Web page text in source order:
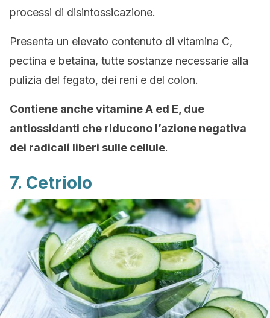
processi di disintossicazione.
Presenta un elevato contenuto di vitamina C,
pectina e betaina, tutte sostanze necessarie alla
pulizia del fegato, dei reni e del colon.
Contiene anche vitamine A ed E, due
antiossidanti che riducono l’azione negativa
dei radicali liberi sulle cellule.
7. Cetriolo